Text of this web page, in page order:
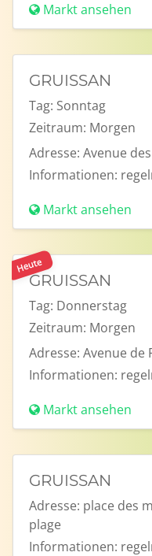
Markt ansehen
GRUISSAN
Tag: Sonntag
Zeitraum: Morgen
Adresse: Avenue
Informationen:
Markt ansehen
Heute
GRUISSAN
Tag: Donnerstag
Zeitraum: Morgen
Adresse: Avenue de
Informationen:
Markt ansehen
GRUISSAN
Adresse: place des
plage
Informationen: